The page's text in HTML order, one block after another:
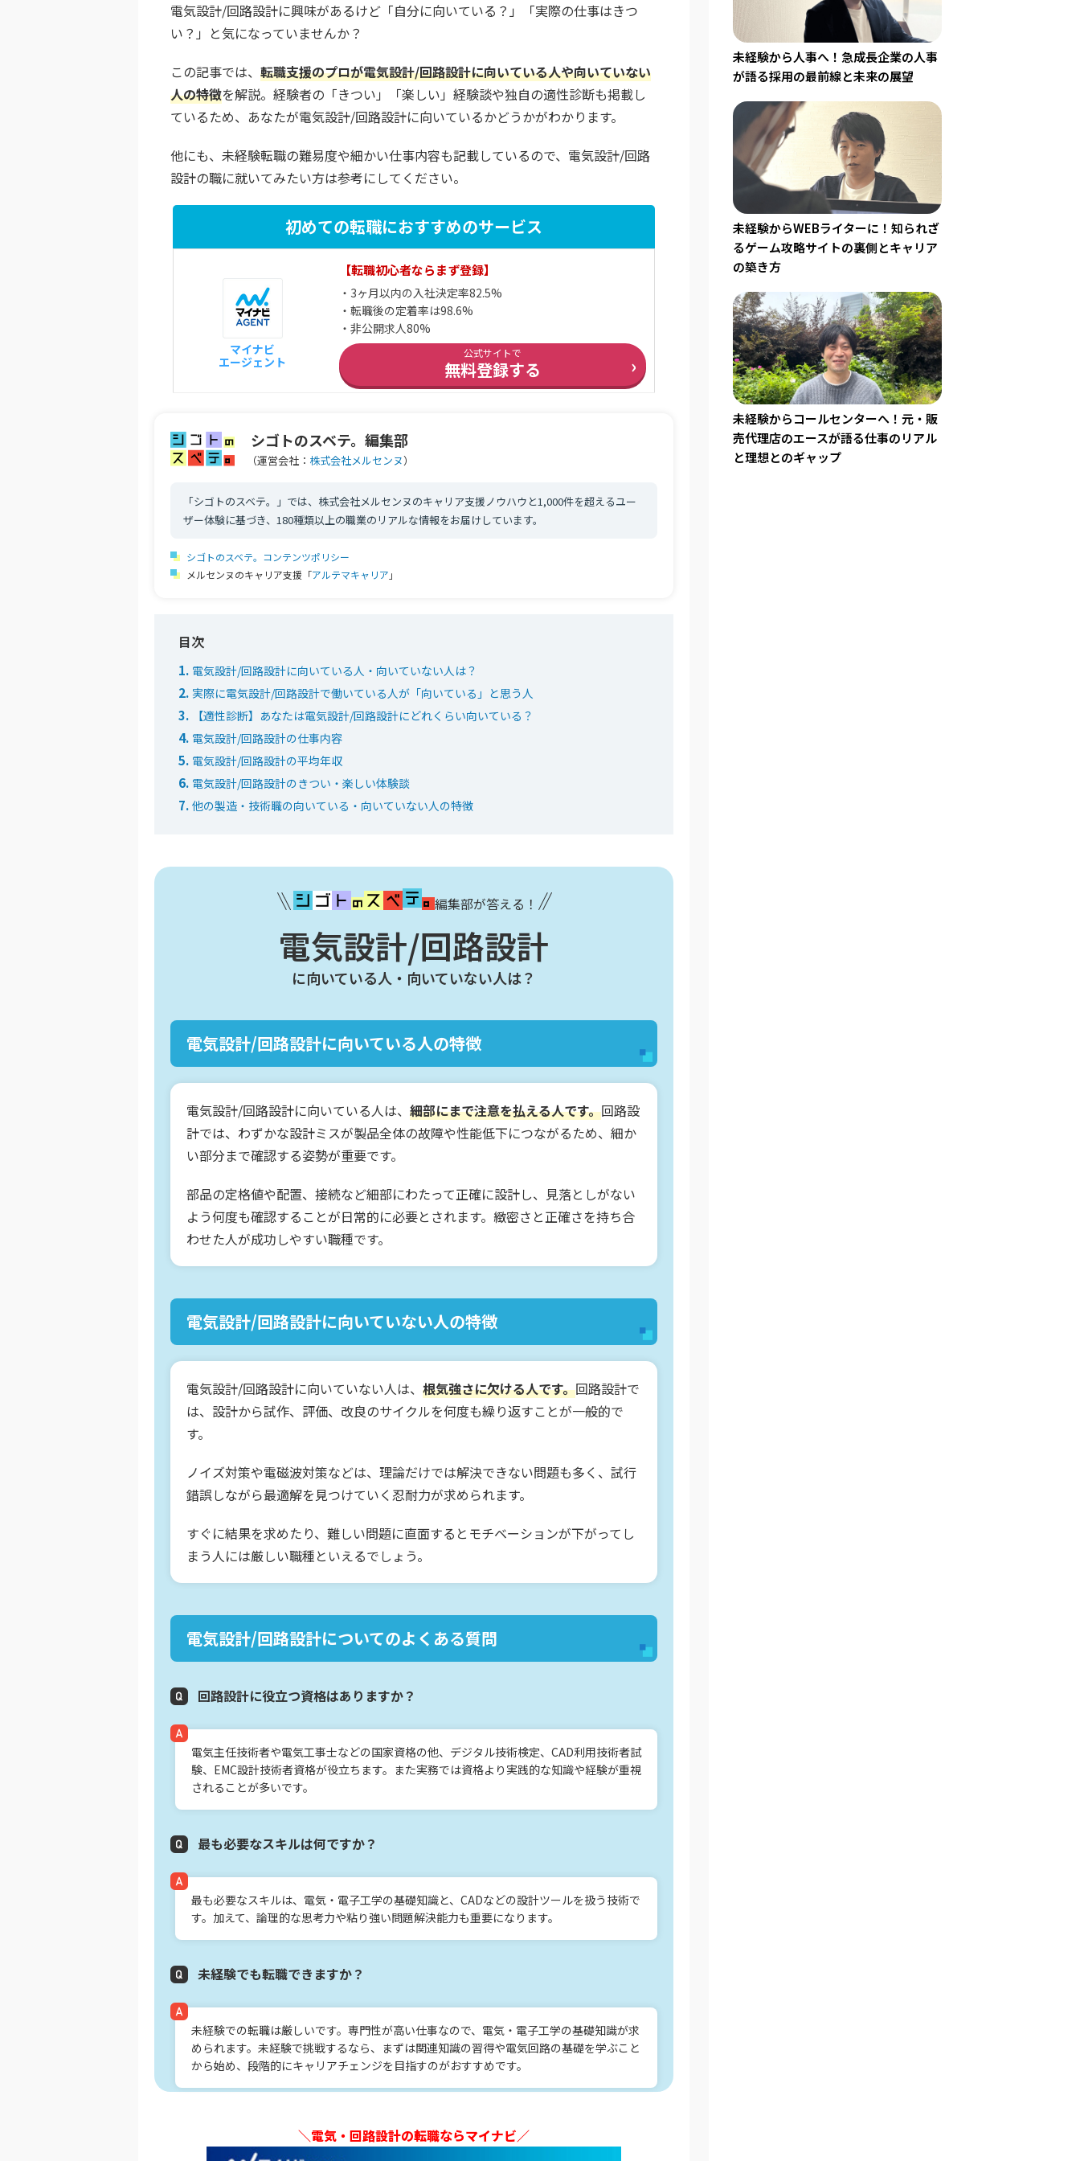
電気設計/回路設計に興味があるけど「自分に向いている？」「実際の仕事はきつ
い？」と気になっていませんか？
この記事では、 転職支援のプロが電気設計/回路設計に向いている人や向いていない
人の特徴を解説。経験者の「きつい」「楽しい」経験談や独自の適性診断も掲載し
ているため、あなたが電気設計/回路設計に向いているかどうかがわかります。
他にも、未経験転職の難易度や細かい仕事内容も記載しているので、電気設計/回路
設計の職に就いてみたい方は参考にしてください。
初めての転職におすすめのサービス
マイナビ
エージェント
【転職初心者ならまず登録】
・3ヶ月以内の入社決定率82.5%
・転職後の定着率は98.6%
・非公開求人80%
公式サイトで
無料登録する ›
シゴトのスベテ。編集部
（運営会社： 株式会社メルセンヌ）
「シゴトのスベテ。」では、株式会社メルセンヌのキャリア支援ノウハウと1,000件を超えるユー
ザー体験に基づき、180種類以上の職業のリアルな情報をお届けしています。
シゴトのスベテ。コンテンツポリシー
メルセンヌのキャリア支援「アルテマキャリア 」
電気設計/回路設計に向いている人・向いていない人は？
実際に電気設計/回路設計で働いている人が「向いている」と思う人
【適性診断】あなたは電気設計/回路設計にどれくらい向いている？
電気設計/回路設計の仕事内容
電気設計/回路設計の平均年収
電気設計/回路設計のきつい・楽しい体験談
他の製造・技術職の向いている・向いていない人の特徴
編集部が答える！
電気設計/回路設計
に向いている人・向いていない人は？
電気設計/回路設計に向いている人の特徴
電気設計/回路設計に向いている人は、 細部にまで注意を払える人です。回路設
計では、わずかな設計ミスが製品全体の故障や性能低下につながるため、細か
い部分まで確認する姿勢が重要です。
部品の定格値や配置、接続など細部にわたって正確に設計し、見落としがない
よう何度も確認することが日常的に必要とされます。緻密さと正確さを持ち合
わせた人が成功しやすい職種です。
電気設計/回路設計に向いていない人の特徴
電気設計/回路設計に向いていない人は、 根気強さに欠ける人です。回路設計で
は、設計から試作、評価、改良のサイクルを何度も繰り返すことが一般的で
す。
ノイズ対策や電磁波対策などは、理論だけでは解決できない問題も多く、試行
錯誤しながら最適解を見つけていく忍耐力が求められます。
すぐに結果を求めたり、難しい問題に直面するとモチベーションが下がってし
まう人には厳しい職種といえるでしょう。
電気設計/回路設計についてのよくある質問
回路設計に役立つ資格はありますか？
電気主任技術者や電気工事士などの国家資格の他、デジタル技術検定、CAD利用技術者試
験、EMC設計技術者資格が役立ちます。また実務では資格より実践的な知識や経験が重視
されることが多いです。
最も必要なスキルは何ですか？
最も必要なスキルは、電気・電子工学の基礎知識と、CADなどの設計ツールを扱う技術で
す。加えて、論理的な思考力や粘り強い問題解決能力も重要になります。
未経験でも転職できますか？
未経験での転職は厳しいです。専門性が高い仕事なので、電気・電子工学の基礎知識が求
められます。未経験で挑戦するなら、まずは関連知識の習得や電気回路の基礎を学ぶこと
から始め、段階的にキャリアチェンジを目指すのがおすすめです。
＼電気・回路設計の転職ならマイナビ／
未経験から人事へ！急成長企業の人事
が語る採用の最前線と未来の展望
未経験からWEBライターに！知られざ
るゲーム攻略サイトの裏側とキャリア
の築き方
未経験からコールセンターへ！元・販
売代理店のエースが語る仕事のリアル
と理想とのギャップ